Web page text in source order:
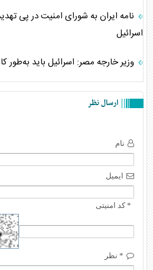
نامه ایران به شورای امنیت در پی
اسرائیل
وزیر خارجه مصر: اسرائیل باید به‌طور
ارسال نظر
نام
ایمیل
* کد امنیتی
* نظر